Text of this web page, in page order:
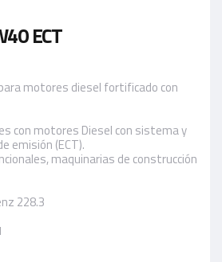
ECT
motores diesel fortificado con
con motores Diesel con sistema y
emisión (ECT).
maquinarias de construcción
228.3